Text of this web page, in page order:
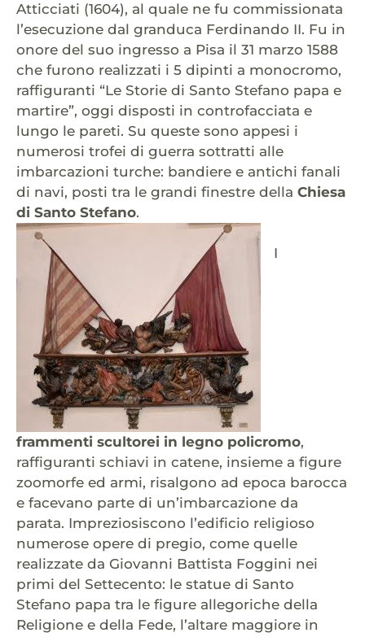
Atticciati (1604), al quale ne fu commissionata
l’esecuzione dal granduca Ferdinando II. Fu in
onore del suo ingresso a Pisa il 31 marzo 1588
che furono realizzati i 5 dipinti a monocromo,
raffiguranti “Le Storie di Santo Stefano papa e
martire”, oggi disposti in controfacciata e
lungo le pareti. Su queste sono appesi i
numerosi trofei di guerra sottratti alle
imbarcazioni turche: bandiere e antichi fanali
di navi, posti tra le grandi finestre della Chiesa
di Santo Stefano.
I
frammenti scultorei in legno policromo,
raffiguranti schiavi in catene, insieme a figure
zoomorfe ed armi, risalgono ad epoca barocca
e facevano parte di un’imbarcazione da
parata. Impreziosiscono l’edificio religioso
numerose opere di pregio, come quelle
realizzate da Giovanni Battista Foggini nei
primi del Settecento: le statue di Santo
Stefano papa tra le figure allegoriche della
Religione e della Fede, l’altare maggiore in